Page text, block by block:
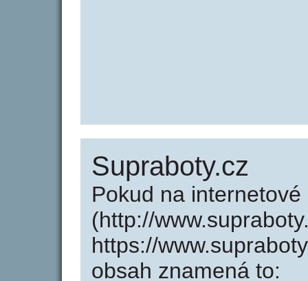
Supraboty.cz
Pokud na
(http://
https://
obsah znamená to: